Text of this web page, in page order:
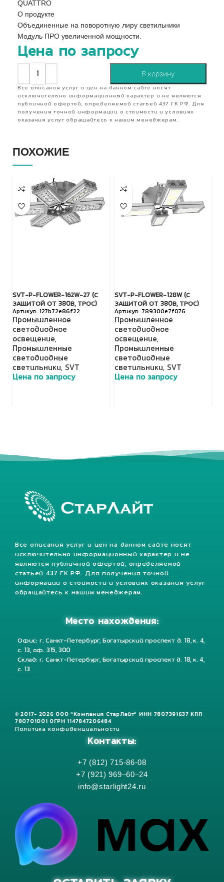
QUATTRO
О продукте
Объединенные на поворотную лиру светильники
Модуль ПРО увеличенной мощности.
Цена по запросу
В корзину
Все описания услуг и цен на данном сайте носят
исключительно информационный характер и не являются
публичной офертой, определяемой статьей 437 ГК РФ. Для
получения точной информации о стоимости и условиях
оказания услуг обращайтесь к нашим менеджерам.
ПОХОЖИЕ
SVT-P-FLOWER-162W-27 (С
ЗАЩИТОЙ ОТ 380В, ТРОС)
127b72e86f22
Промышленное
светодиодное
освещение,
Промышленные
светодиодные
светильники, SVT
Цена по запросу
SVT-P-FLOWER-128W (С
ЗАЩИТОЙ ОТ 380В, ТРОС)
789300e7f076
Промышленное
светодиодное
освещение,
Промышленные
светодиодные
светильники, SVT
Цена по запросу
Все описания услуг и цен на данном сайте носят
исключительно информационный характер и не
являются публичной офертой, определяемой
статьей 437 ГК РФ. Для получения точной
информации о стоимости и условиях оказания услуг
обращайтесь к нашим менеджерам.
Место нахождения:
Офис: г. Санкт-Петербург, Богатырский проспект д. 18, к. 4,
с. 13, оф. 315, 300
Склад: г. Санкт-Петербург, Богатырский проспект д. 18, к. 4,
с. 13
© 2017- 2026 ООО "Компания СтарЛайт" ИНН 7807391637 КПП
780701001 ОГРН 1147847206484
Политика конфиденциальности
Контакты:
+7 (812) 715-86-08
+7 (921) 969–60–24
info@starlight24.ru